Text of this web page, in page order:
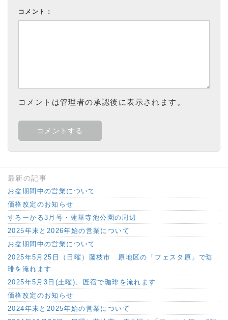
コメント：
コメントは管理者の承認後に表示されます。
最新の記事
お盆期間中の営業について
価格改定のお知らせ
すろーかる3月号・蓮華寺池公園の周辺
2025年末と2026年始の営業について
お盆期間中の営業について
2025年5月25日（日曜）藤枝市 原地区の「フェスタ原」で珈
琲を淹れます
2025年5月3日(土曜)、匠宿で珈琲を淹れます
価格改定のお知らせ
2024年末と2025年始の営業について